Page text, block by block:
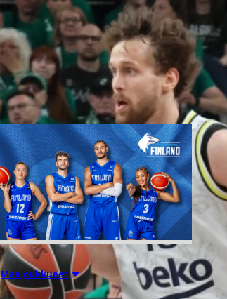
Dolenc on rakentanut pitkän
ammattilaisuran Suomen lisäksi
Ranskassa, Itävallassa,
Liettuassa, Romaniassa,
Bosniassa ja viimeksi Islannissa.
Maajoukkueet 06.08.2026 10:14